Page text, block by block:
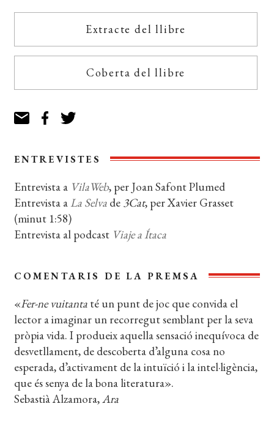
Extracte del llibre
Coberta del llibre
ENTREVISTES
Entrevista a VilaWeb, per Joan Safont Plumed
Entrevista a La Selvade 3Cat, per Xavier Grasset
(minut 1:58)
Entrevista al podcast Viaje a Ítaca
COMENTARIS DE LA PREMSA
«Fer-ne vuitantaté un punt de joc que convida el
lector a imaginar un recorregut semblant per la seva
pròpia vida. I produeix aquella sensació inequívoca de
desvetllament, de descoberta d’alguna cosa no
esperada, d’activament de la intuïció i la intel·ligència,
que és senya de la bona literatura».
Sebastià Alzamora,Ara